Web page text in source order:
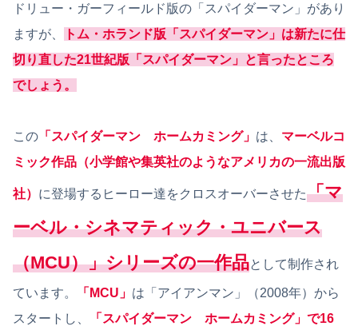
ドリュー・ガーフィールド版の「スパイダーマン」があり
ますが、
トム・ホランド版「スパイダーマン」は新たに仕
切り直した21世紀版「スパイダーマン」と言ったところ
でしょう。
この 「スパイダーマン ホームカミング」 は、 マーベルコ
ミック作品（小学館や集英社のようなアメリカの一流出版
社） に登場するヒーロー達をクロスオーバーさせた「マ
ーベル・シネマティック・ユニバース
（MCU）」シリーズの一作品として制作され
ています。 「MCU」 は「アイアンマン」（2008年）から
スタートし、
「スパイダーマン ホームカミング」で16